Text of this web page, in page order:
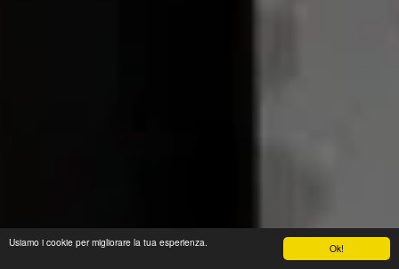
Ok!
Usiamo i cookie per migliorare la tua esperienza.